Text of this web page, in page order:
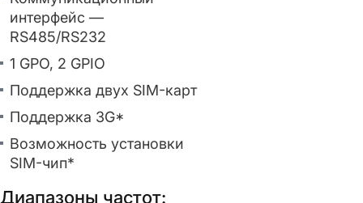
интерфейс —
RS485/RS232
1 GPO, 2 GPIO
Поддержка двух SIM-карт
Поддержка 3G*
Возможность установки
SIM-чип*
Диапазоны частот: